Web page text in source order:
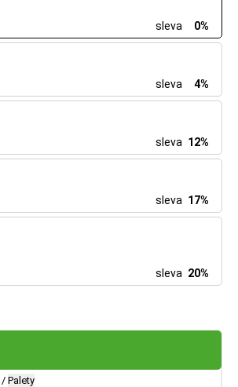
sleva
0%
sleva
4%
sleva 12%
sleva 17%
sleva 20%
/ Palety